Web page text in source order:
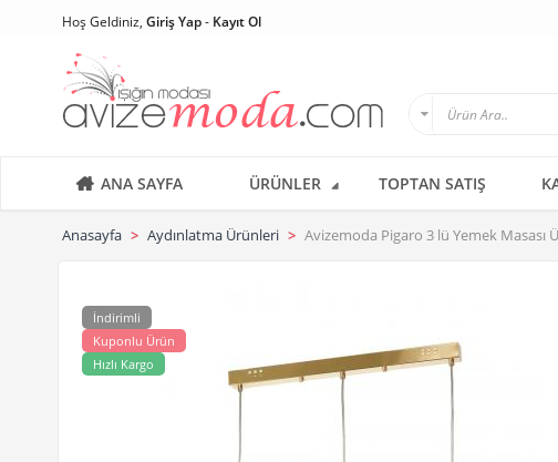
Hoş Geldiniz, Giriş Yap- Kayıt Ol
ANA SAYFA ÜRÜNLER TOPTAN SATIŞ
Anasayfa Aydınlatma Ürünleri Avizemoda Pigaro 3 lü Yemek Masası
İndirimli
Kuponlu Ürün
Hızlı Kargo